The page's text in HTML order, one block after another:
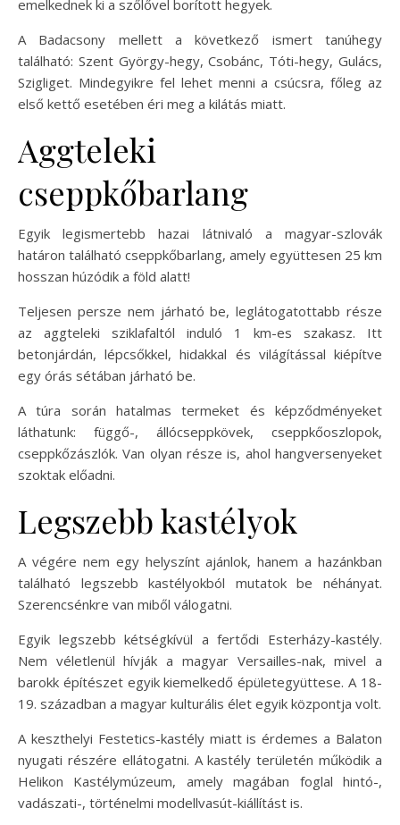
emelkednek ki a szőlővel borított hegyek.
A Badacsony mellett a következő ismert tanúhegy
található: Szent György-hegy, Csobánc, Tóti-hegy, Gulács,
Szigliget. Mindegyikre fel lehet menni a csúcsra, főleg az
első kettő esetében éri meg a kilátás miatt.
Aggteleki
cseppkőbarlang
Egyik legismertebb hazai látnivaló a magyar-szlovák
határon található cseppkőbarlang, amely együttesen 25 km
hosszan húzódik a föld alatt!
Teljesen persze nem járható be, leglátogatottabb része
az aggteleki sziklafaltól induló 1 km-es szakasz. Itt
betonjárdán, lépcsőkkel, hidakkal és világítással kiépítve
egy órás sétában járható be.
A túra során hatalmas termeket és képződményeket
láthatunk: függő-, állócseppkövek, cseppkőoszlopok,
cseppkőzászlók. Van olyan része is, ahol hangversenyeket
szoktak előadni.
Legszebb kastélyok
A végére nem egy helyszínt ajánlok, hanem a hazánkban
található legszebb kastélyokból mutatok be néhányat.
Szerencsénkre van miből válogatni.
Egyik legszebb kétségkívül a fertődi Esterházy-kastély.
Nem véletlenül hívják a magyar Versailles-nak, mivel a
barokk építészet egyik kiemelkedő épületegyüttese. A 18-
19. században a magyar kulturális élet egyik központja volt.
A keszthelyi Festetics-kastély miatt is érdemes a Balaton
nyugati részére ellátogatni. A kastély területén működik a
Helikon Kastélymúzeum, amely magában foglal hintó-,
vadászati-, történelmi modellvasút-kiállítást is.